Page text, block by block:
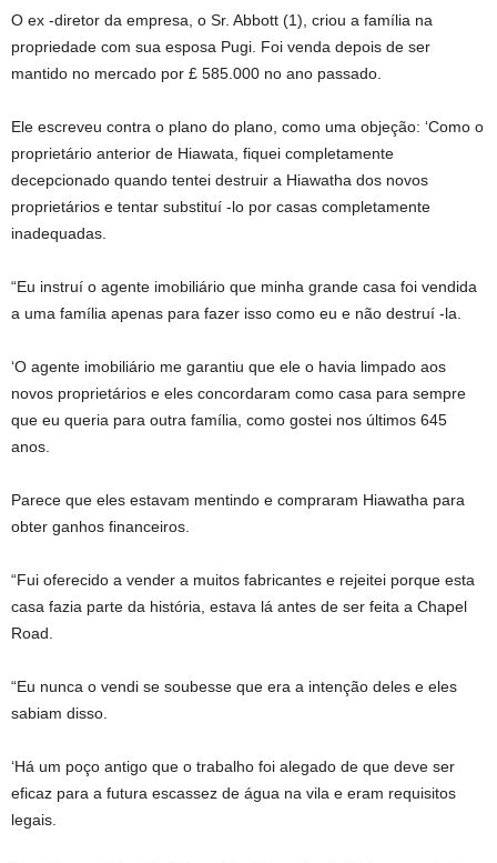
O ex -diretor da empresa, o Sr. Abbott (1), criou a família na
propriedade com sua esposa Pugi. Foi venda depois de ser
mantido no mercado por £ 585.000 no ano passado.
Ele escreveu contra o plano do plano, como uma objeção: ‘Como o
proprietário anterior de Hiawata, fiquei completamente
decepcionado quando tentei destruir a Hiawatha dos novos
proprietários e tentar substituí -lo por casas completamente
inadequadas.
“Eu instruí o agente imobiliário que minha grande casa foi vendida
a uma família apenas para fazer isso como eu e não destruí -la.
‘O agente imobiliário me garantiu que ele o havia limpado aos
novos proprietários e eles concordaram como casa para sempre
que eu queria para outra família, como gostei nos últimos 645
anos.
Parece que eles estavam mentindo e compraram Hiawatha para
obter ganhos financeiros.
“Fui oferecido a vender a muitos fabricantes e rejeitei porque esta
casa fazia parte da história, estava lá antes de ser feita a Chapel
Road.
“Eu nunca o vendi se soubesse que era a intenção deles e eles
sabiam disso.
‘Há um poço antigo que o trabalho foi alegado de que deve ser
eficaz para a futura escassez de água na vila e eram requisitos
legais.